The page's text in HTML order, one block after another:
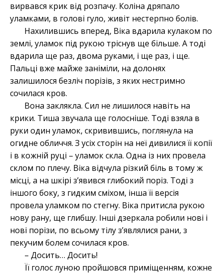
вирвався крик від розпачу. Коліна дряпало
уламками, в голові гуло, живіт нестерпно болів.
Нахилившись вперед, Віка вдарила кулаком по
землі, уламок під рукою тріснув ще більше. А тоді
вдарила ще раз, двома руками, і ще раз, і ще.
Пальці вже майже заніміли, на долонях
залишилося безліч порізів, з яких нестримно
сочилася кров.
Вона заклякла. Сил не лишилося навіть на
крики. Тиша звучала ще голосніше. Тоді взяла в
руки один уламок, скривившись, поглянула на
огидне обличчя. З усіх сторін на неї дивилися її копії
і в кожній руці – уламок скла. Одна із них провела
склом по плечу. Віка відчула різкий біль в тому ж
місці, а на шкірі з’явився глибокий поріз. Тоді з
іншого боку, з гидким сміхом, інша її версія
провела уламком по стегну. Віка притисла рукою
нову рану, ще глибшу. Інші дзеркала робили нові і
нові порізи, по всьому тілу з’являлися рани, з
пекучим болем сочилася кров.
– Досить… Досить!
Її голос луною пройшовся приміщенням, кожне